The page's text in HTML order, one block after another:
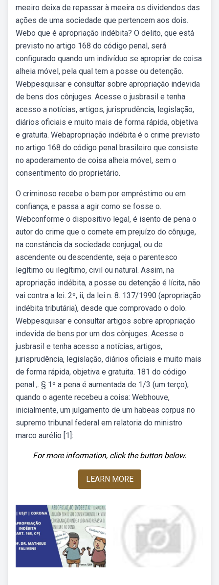
meeiro deixa de repassar à meeira os dividendos das
ações de uma sociedade que pertencem aos dois.
Webo que é apropriação indébita? O delito, que está
previsto no artigo 168 do código penal, será
configurado quando um indivíduo se apropriar de coisa
alheia móvel, pela qual tem a posse ou detenção.
Webpesquisar e consultar sobre apropriação indevida
de bens dos cônjuges. Acesse o jusbrasil e tenha
acesso a notícias, artigos, jurisprudência, legislação,
diários oficiais e muito mais de forma rápida, objetiva
e gratuita. Webapropriação indébita é o crime previsto
no artigo 168 do código penal brasileiro que consiste
no apoderamento de coisa alheia móvel, sem o
consentimento do proprietário.
O criminoso recebe o bem por empréstimo ou em
confiança, e passa a agir como se fosse o.
Webconforme o dispositivo legal, é isento de pena o
autor do crime que o comete em prejuízo do cônjuge,
na constância da sociedade conjugal, ou de
ascendente ou descendente, seja o parentesco
legítimo ou ilegítimo, civil ou natural. Assim, na
apropriação indébita, a posse ou detenção é lícita, não
vai contra a lei. 2º, ii, da lei n. 8. 137/1990 (apropriação
indébita tributária), desde que comprovado o dolo.
Webpesquisar e consultar artigos sobre apropriação
indevida de bens por um dos cônjuges. Acesse o
jusbrasil e tenha acesso a notícias, artigos,
jurisprudência, legislação, diários oficiais e muito mais
de forma rápida, objetiva e gratuita. 181 do código
penal ,. § 1º a pena é aumentada de 1/3 (um terço),
quando o agente recebeu a coisa: Webhouve,
inicialmente, um julgamento de um habeas corpus no
supremo tribunal federal em relatoria do ministro
marco aurélio [1]:
For more information, click the button below.
LEARN MORE